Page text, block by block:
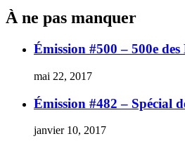
À ne pas manquer
Émission #500 – 500e
mai 22, 2017
Émission #482 – Spécial
janvier 10, 2017